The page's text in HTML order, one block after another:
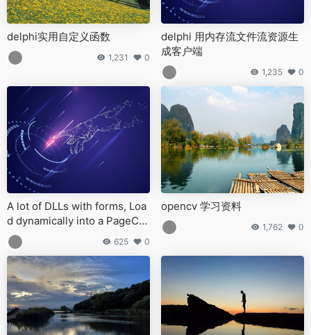
delphi实用自定义函数
1,231 0
delphi 用内存流文件流资源生
成客户端
1,235 0
A lot of DLLs with forms, Loa
d dynamically into a PageCo
ntrol of a Main-Form
625 0
opencv 学习资料
1,762 0